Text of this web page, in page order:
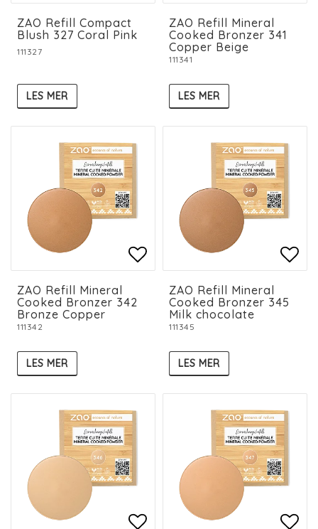
Add to list of
Add to list of
ZAO Refill Compact
Blush 327 Coral Pink
111327
LES MER
ZAO Refill Mineral
Cooked Bronzer 341
Copper Beige
111341
LES MER
Add to list of
Add to list of
ZAO Refill Mineral
Cooked Bronzer 342
Bronze Copper
111342
LES MER
ZAO Refill Mineral
Cooked Bronzer 345
Milk chocolate
111345
LES MER